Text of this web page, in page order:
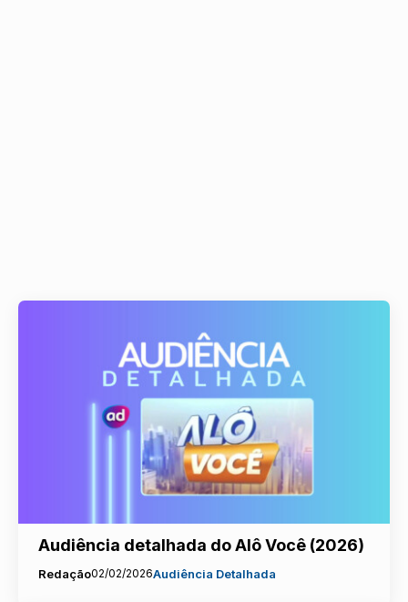
Audiência detalhada do Alô Você (2026)
Redação02/02/2026Audiência Detalhada